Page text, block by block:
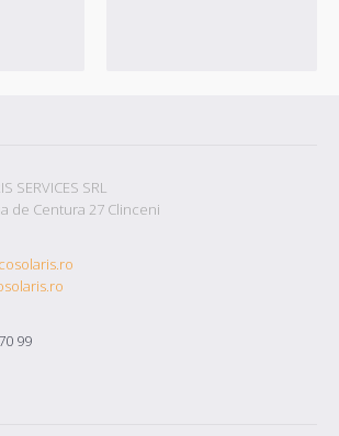
SERVICES SRL
de Centura 27 Clinceni
99